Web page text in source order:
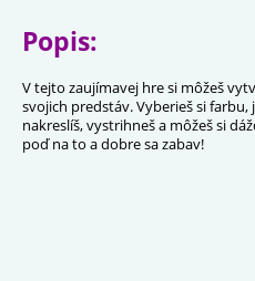
Popis:
V tejto zaujímavej hre si môžeš
svojich predstáv. Vyberieš si
nakreslíš, vystrihneš a môžeš si
poď na to a dobre sa zabav!